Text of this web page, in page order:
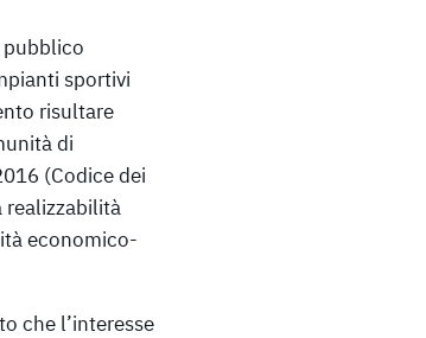
pubblico
sportivi
risultare
di
(Codice dei
economico-
che l’interesse